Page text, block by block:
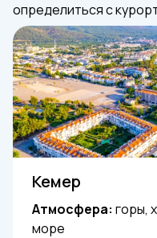
определиться с
Кемер
Атмосфера: горы,
море